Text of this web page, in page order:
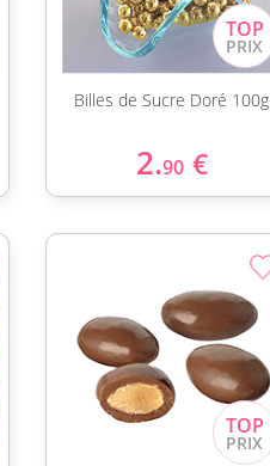
Billes de Sucre Doré 100g
2.90 €